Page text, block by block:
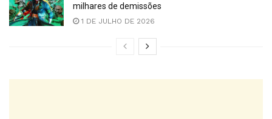
milhares de demissões
1 DE JULHO DE 2026